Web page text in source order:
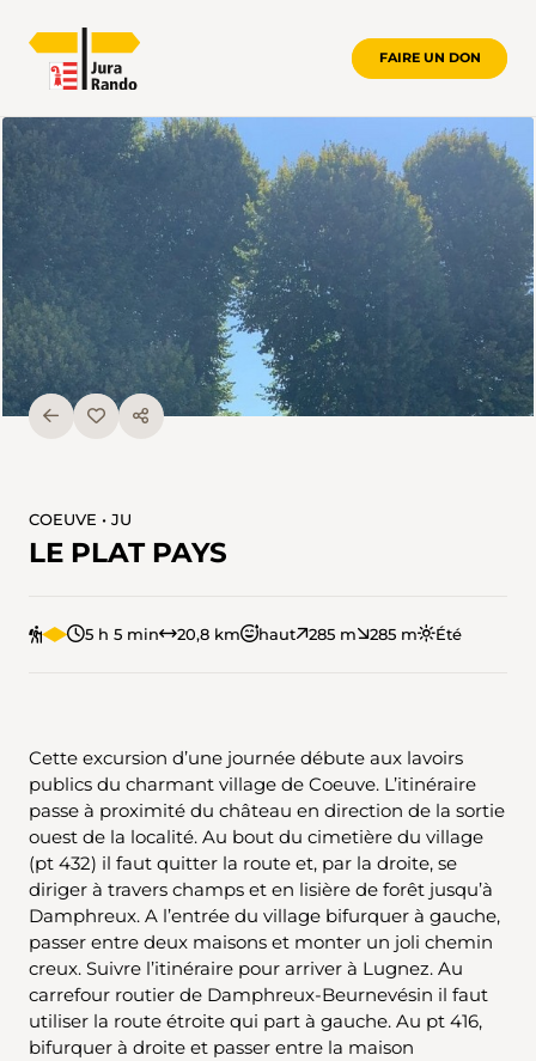
FAIRE UN DON
COEUVE • JU
LE PLAT PAYS
5 h 5 min 20,8 km haut 285 m 285 m Été
Cette excursion d’une journée débute aux lavoirs
publics du charmant village de Coeuve. L’itinéraire
passe à proximité du château en direction de la sortie
ouest de la localité. Au bout du cimetière du village
(pt 432) il faut quitter la route et, par la droite, se
diriger à travers champs et en lisière de forêt jusqu’à
Damphreux. A l’entrée du village bifurquer à gauche,
passer entre deux maisons et monter un joli chemin
creux. Suivre l’itinéraire pour arriver à Lugnez. Au
carrefour routier de Damphreux-Beurnevésin il faut
utiliser la route étroite qui part à gauche. Au pt 416,
bifurquer à droite et passer entre la maison